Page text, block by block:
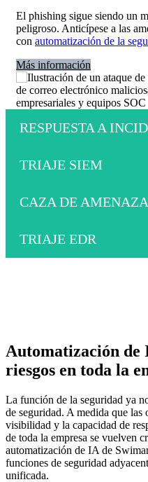
El phishing sigue siendo un
peligroso. Anticípese a las
con automatización de la
Más información
RESPUESTA A
TRIAJE SIEM
CAZA DE
TRIAJE EDR
Automatización de
riesgos en toda la
La función de la seguridad ya
de seguridad. A medida que las
visibilidad y la capacidad de
de toda la empresa se vuelven
automatización de IA de
funciones de seguridad
unificada.